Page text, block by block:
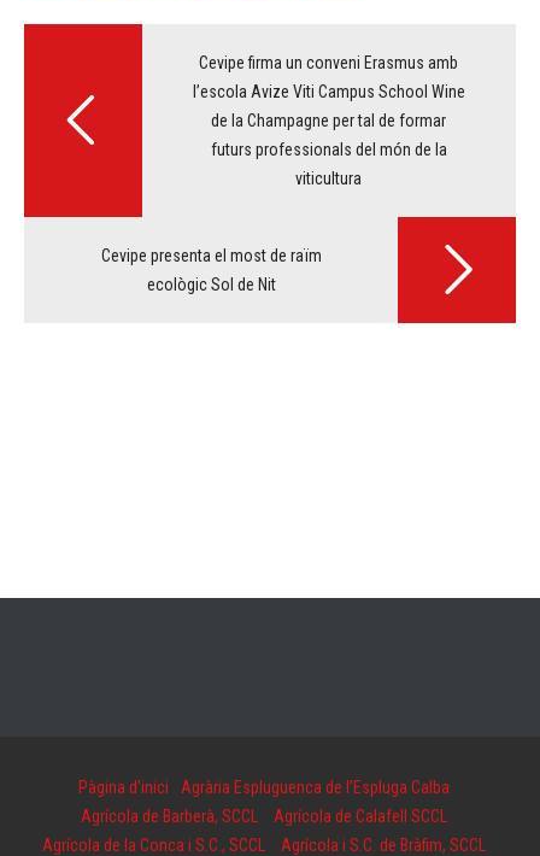
Post
Cevipe firma un conveni Erasmus amb
l’escola Avize Viti Campus School Wine
de la Champagne per tal de formar
futurs professionals del món de la
viticultura
Cevipe presenta el most de raïm
ecològic Sol de Nit
Pàgina d'inici
Agrària Espluguenca de l’Espluga Calba
Agrícola de Barberà, SCCL
Agrícola de Calafell SCCL
Agrícola de la Conca i S.C., SCCL
Agrícola i S.C. de Bràfim, SCCL